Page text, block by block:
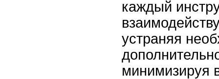
каждый
устраняя
минимизируя